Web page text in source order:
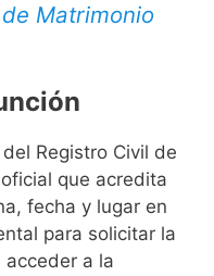
Matrimonio
Registro Civil de
que acredita
fecha y lugar en
para solicitar la
acceder a la